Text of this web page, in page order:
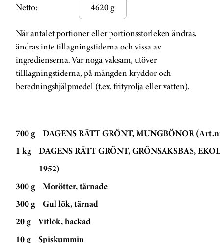
Netto:
4620 g
När antalet portioner eller portionsstorleken ändras,
ändras inte tillagningstiderna och vissa av
ingredienserna. Var noga vaksam, utöver
tilllagningstiderna, på mängden kryddor och
beredningshjälpmedel (t.ex. frityrolja eller vatten).
700 g
DAGENS RÄTT GRÖNT, MUNGBÖNOR
1 kg
DAGENS RÄTT GRÖNT, GRÖNSAKSBAS,
1952)
300 g
Morötter, tärnade
300 g
Gul lök, tärnad
20 g
Vitlök, hackad
10 g
Spiskummin